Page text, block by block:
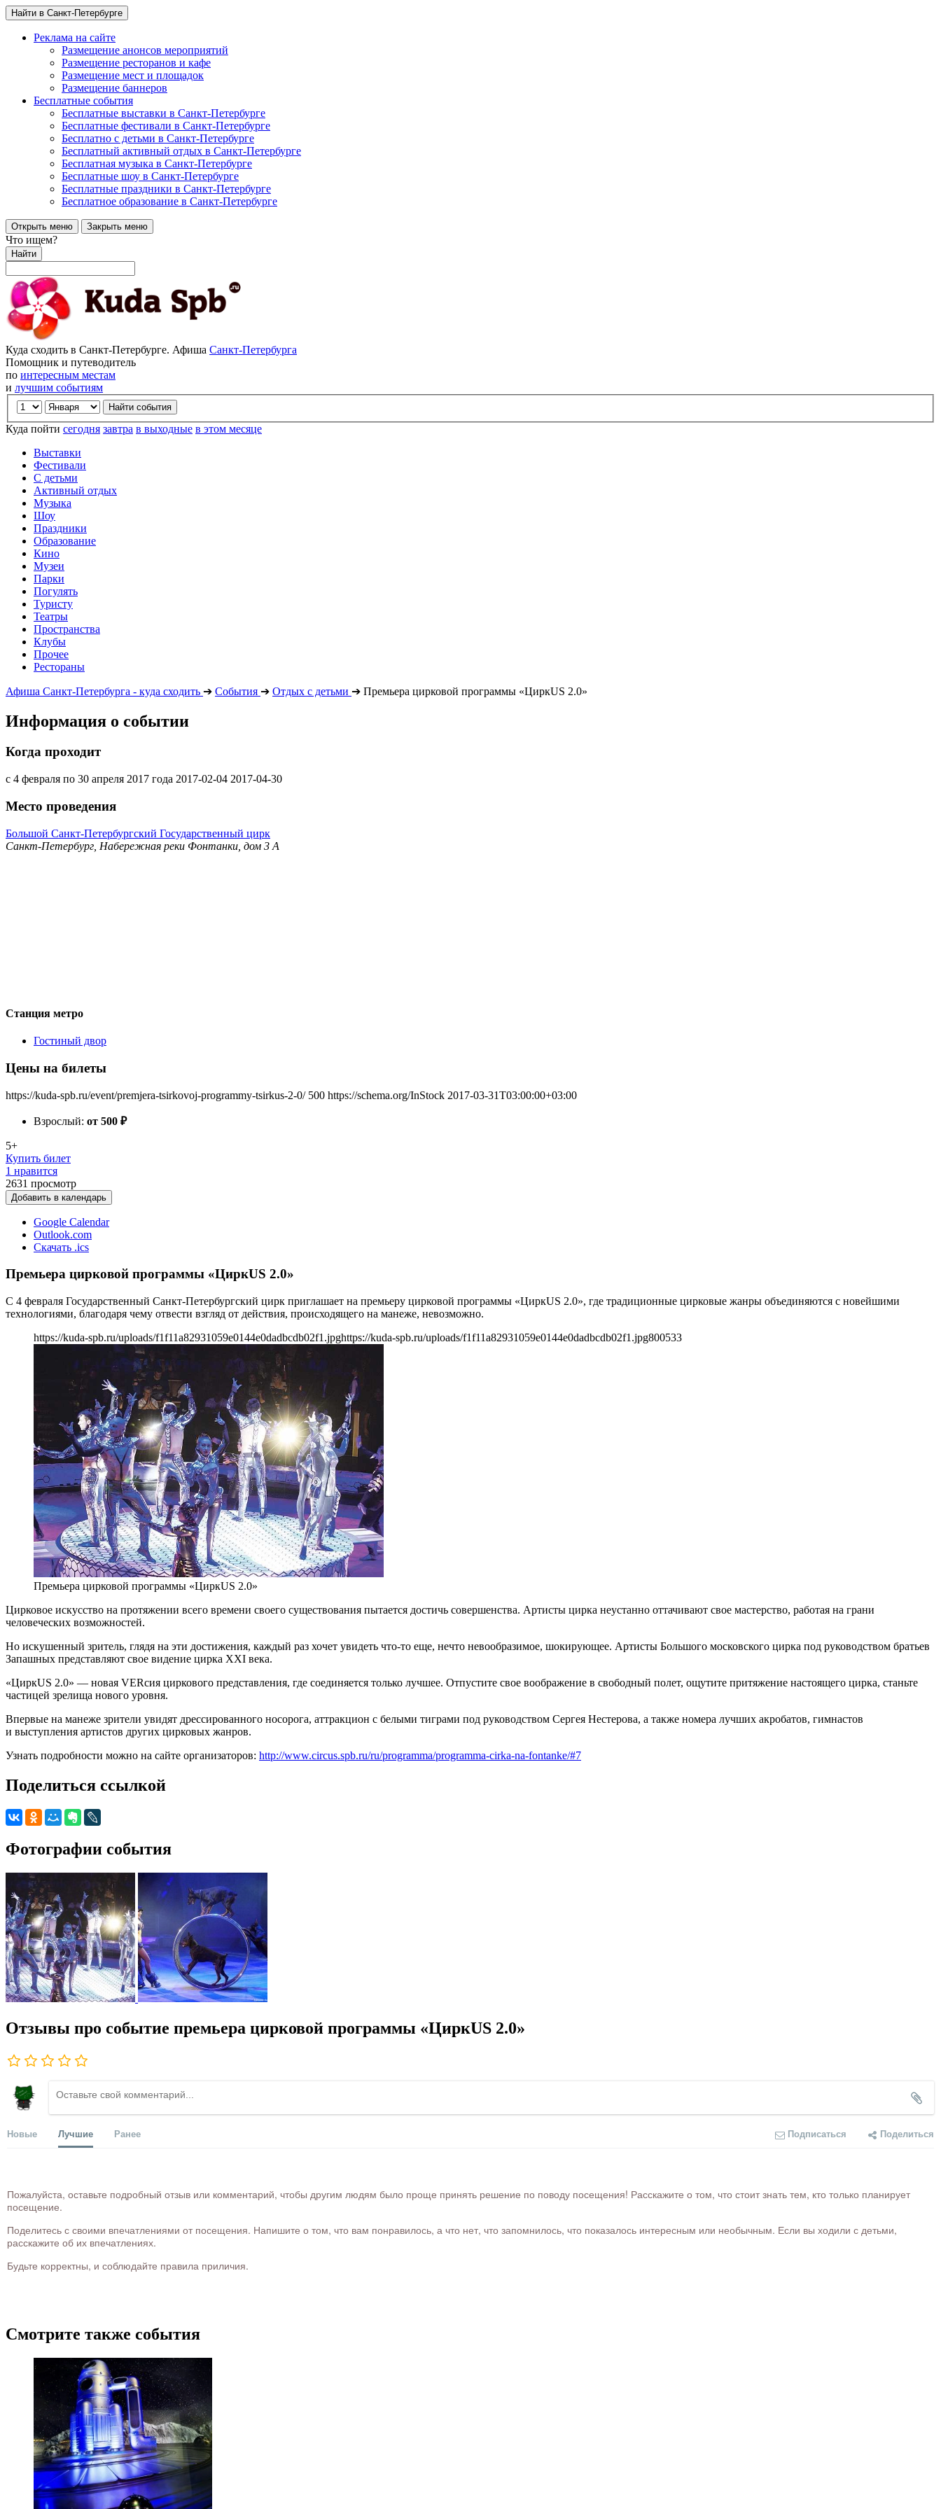
Найти в Санкт-Петербурге
Реклама на сайте
Размещение анонсов мероприятий
Размещение ресторанов и кафе
Размещение мест и площадок
Размещение баннеров
Бесплатные события
Бесплатные выставки в Санкт-Петербурге
Бесплатные фестивали в Санкт-Петербурге
Бесплатно с детьми в Санкт-Петербурге
Бесплатный активный отдых в Санкт-Петербурге
Бесплатная музыка в Санкт-Петербурге
Бесплатные шоу в Санкт-Петербурге
Бесплатные праздники в Санкт-Петербурге
Бесплатное образование в Санкт-Петербурге
Открыть меню Закрыть меню
Что ищем?
Найти
Куда сходить в Санкт-Петербурге. Афиша Санкт-Петербурга
Помощник и путеводитель
по интересным местам
и лучшим событиям
Куда пойти сегодня завтра в выходные в этом месяце
Выставки
Фестивали
С детьми
Активный отдых
Музыка
Шоу
Праздники
Образование
Кино
Музеи
Парки
Погулять
Туристу
Театры
Пространства
Клубы
Прочее
Рестораны
Афиша Санкт-Петербурга - куда сходить ➔ События ➔ Отдых с детьми ➔ Премьера цирковой программы «ЦиркUS 2.0»
Информация о событии
Когда проходит
с 4 февраля по 30 апреля 2017 года 2017-02-04 2017-04-30
Место проведения
Большой Санкт-Петербургский Государственный цирк
Санкт-Петербург, Набережная реки Фонтанки, дом 3 А
Станция метро
Гостиный двор
Цены на билеты
https://kuda-spb.ru/event/premjera-tsirkovoj-programmy-tsirkus-2-0/ 500 https://schema.org/InStock 2017-03-31T03:00:00+03:00
Взрослый: от 500 ₽
5+
Купить билет
1 нравится
2631 просмотр
Добавить в календарь
Google Calendar
Outlook.com
Скачать .ics
Премьера цирковой программы «ЦиркUS 2.0»
С 4 февраля Государственный Санкт-Петербургский цирк приглашает на премьеру цирковой программы «ЦиркUS 2.0», где традиционные цирковые жанры объединяются с новейшими
технологиями, благодаря чему отвести взгляд от действия, происходящего на манеже, невозможно.
https://kuda-spb.ru/uploads/f1f11a82931059e0144e0dadbcdb02f1.jpghttps://kuda-spb.ru/uploads/f1f11a82931059e0144e0dadbcdb02f1.jpg800533
Премьера цирковой программы «ЦиркUS 2.0»
Цирковое искусство на протяжении всего времени своего существования пытается достичь совершенства. Артисты цирка неустанно оттачивают свое мастерство, работая на грани
человеческих возможностей.
Но искушенный зритель, глядя на эти достижения, каждый раз хочет увидеть что-то еще, нечто невообразимое, шокирующее. Артисты Большого московского цирка под руководством братьев
Запашных представляют свое видение цирка ХХI века.
«ЦиркUS 2.0» — новая VERсия циркового представления, где соединяется только лучшее. Отпустите свое воображение в свободный полет, ощутите притяжение настоящего цирка, станьте
частицей зрелища нового уровня.
Впервые на манеже зрители увидят дрессированного носорога, аттракцион с белыми тиграми под руководством Сергея Нестерова, а также номера лучших акробатов, гимнастов
и выступления артистов других цирковых жанров.
Узнать подробности можно на сайте организаторов: http://www.circus.spb.ru/ru/programma/programma-cirka-na-fontanke/#7
Поделиться ссылкой
Фотографии события
Отзывы про событие премьера цирковой программы «ЦиркUS 2.0»
Новые Лучшие Ранее Подписаться Поделиться
Пожалуйста, оставьте подробный отзыв или комментарий, чтобы другим людям было проще принять решение по поводу посещения! Расскажите о том, что стоит знать тем, кто только планирует
посещение.
Поделитесь с своими впечатлениями от посещения. Напишите о том, что вам понравилось, а что нет, что запомнилось, что показалось интересным или необычным. Если вы ходили с детьми,
расскажите об их впечатлениях.
Будьте корректны, и соблюдайте правила приличия.
Смотрите также события